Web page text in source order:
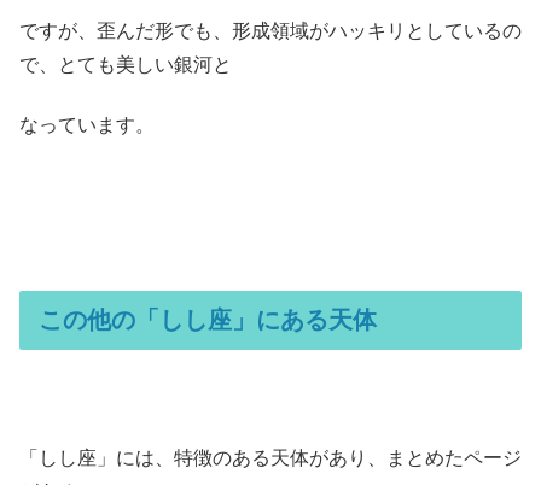
ですが、歪んだ形でも、形成領域がハッキリとしているの
で、とても美しい銀河と
なっています。
この他の「しし座」にある天体
「しし座」には、特徴のある天体があり、まとめたページ